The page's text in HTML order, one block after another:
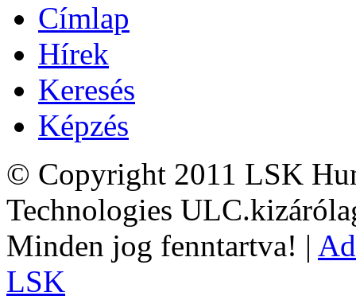
Címlap
Hírek
Keresés
Képzés
© Copyright 2011 LSK
Technologies
Minden jog fenntartva! |
LSK